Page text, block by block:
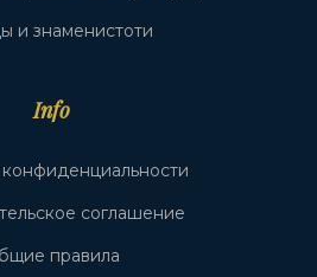
и знаменистоти
Info
соглашение
правила